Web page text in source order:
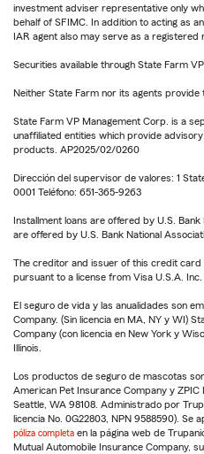
investment adviser representative only
behalf of SFIMC. In addition to acting as
IAR agent also may serve as a
Securities available through State Farm
Neither State Farm nor its agents provide
State Farm VP Management Corp. is a
unaffiliated entities which provide
products. AP2025/02/0260
Dirección del supervisor de valores: 1
0001 Teléfono: 651-365-9263
Installment loans are offered by U.S.
are offered by U.S. Bank National
The creditor and issuer of this credit card
pursuant to a license from Visa U.S.A. Inc.
El seguro de vida y las anualidades son
Company. (Sin licencia en MA, NY y WI)
Company (con licencia en New York y
Illinois.
Los productos de seguro de mascotas
American Pet Insurance Company y ZPIC
Seattle, WA 98108. Administrado por
licencia No. 0G22803, NPN 9588590). Se
póliza completa en la página web de
Mutual Automobile Insurance Company,